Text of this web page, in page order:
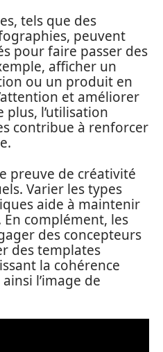
tels que des
peuvent
pour faire passer des
afficher un
ou un produit en
et améliorer
plus, l’utilisation
contribue à renforcer
preuve de créativité
Varier les types
aide à maintenir
En complément, les
des concepteurs
des templates
la cohérence
l’image de